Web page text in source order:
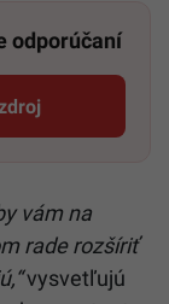
odporúčaní
sa otvorí v
vám na
rade rozšíriť
vysvetľujú